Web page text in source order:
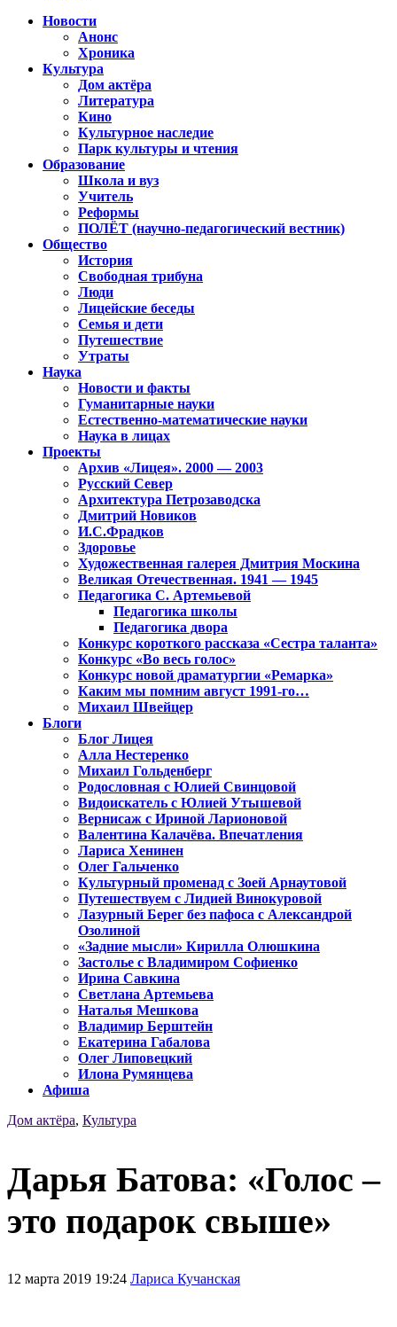
Новости
Анонс
Хроника
Культура
Дом актёра
Литература
Кино
Культурное наследие
Парк культуры и чтения
Образование
Школа и вуз
Учитель
Реформы
ПОЛЁТ (научно-педагогический вестник)
Общество
История
Свободная трибуна
Люди
Лицейские беседы
Семья и дети
Путешествие
Утраты
Наука
Новости и факты
Гуманитарные науки
Естественно-математические науки
Наука в лицах
Проекты
Архив «Лицея». 2000 — 2003
Русский Север
Архитектура Петрозаводска
Дмитрий Новиков
И.С.Фрадков
Здоровье
Художественная галерея Дмитрия Москина
Великая Отечественная. 1941 — 1945
Педагогика С. Артемьевой
Педагогика школы
Педагогика двора
Конкурс короткого рассказа «Сестра таланта»
Конкурс «Во весь голос»
Конкурс новой драматургии «Ремарка»
Каким мы помним август 1991-го…
Михаил Швейцер
Блоги
Блог Лицея
Алла Нестеренко
Михаил Гольденберг
Родословная с Юлией Свинцовой
Видоискатель с Юлией Утышевой
Вернисаж с Ириной Ларионовой
Валентина Калачёва. Впечатления
Лариса Хенинен
Олег Гальченко
Культурный променад с Зоей Арнаутовой
Путешествуем с Лидией Винокуровой
Лазурный Берег без пафоса с Александрой
Озолиной
«Задние мысли» Кирилла Олюшкина
Застолье с Владимиром Софиенко
Ирина Савкина
Светлана Артемьева
Наталья Мешкова
Владимир Берштейн
Екатерина Габалова
Олег Липовецкий
Илона Румянцева
Афиша
Дом актёра, Культура
Дарья Батова: «Голос –
это подарок свыше»
12 марта 2019 19:24 Лариса Кучанская